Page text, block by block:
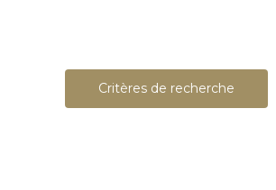
Critères de recherche